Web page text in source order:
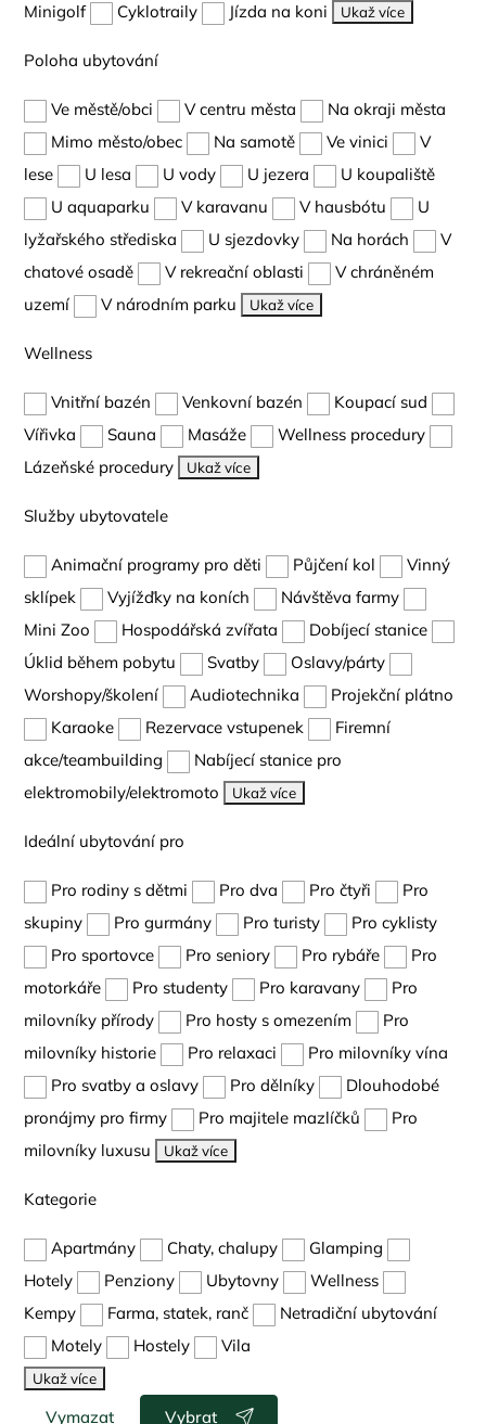
Minigolf
Cyklotraily Jízda na koni Ukaž více
Poloha ubytování
Ve městě/obci V centru města
Na okraji města
Mimo město/obec
Na samotě Ve vinici
V
lese
U lesa U vody U jezera
U koupaliště
U aquaparku
V karavanu V hausbótu
U
lyžařského střediska
U sjezdovky Na horách
V
chatové osadě
V rekreační oblasti
V chráněném
uzemí
V národním parku Ukaž více
Wellness
Vnitřní bazén Venkovní bazén
Koupací sud
Vířivka
Sauna Masáže
Wellness procedury
Lázeňské procedury
Ukaž více
Služby ubytovatele
Animační programy pro děti Půjčení kol
Vinný
sklípek
Vyjížďky na koních
Návštěva farmy
Mini Zoo
Hospodářská zvířata
Dobíjecí stanice
Úklid během pobytu
Svatby
Oslavy/párty
Worshopy/školení
Audiotechnika
Projekční plátno
Karaoke
Rezervace vstupenek
Firemní
akce/teambuilding
Nabíjecí stanice pro
elektromobily/elektromoto
Ukaž více
Ideální ubytování pro
Pro rodiny s dětmi Pro dva Pro čtyři
Pro
skupiny
Pro gurmány Pro turisty
Pro cyklisty
Pro sportovce
Pro seniory Pro rybáře
Pro
motorkáře
Pro studenty Pro karavany
Pro
milovníky přírody
Pro hosty s omezením
Pro
milovníky historie
Pro relaxaci
Pro milovníky vína
Pro svatby a oslavy
Pro dělníky
Dlouhodobé
pronájmy pro firmy
Pro majitele mazlíčků
Pro
milovníky luxusu
Ukaž více
Kategorie
Apartmány Chaty, chalupy
Glamping
Hotely
Penziony Ubytovny
Wellness
Kempy
Farma, statek, ranč
Netradiční ubytování
Motely
Hostely Vila
Ukaž více
Vymazat Vybrat